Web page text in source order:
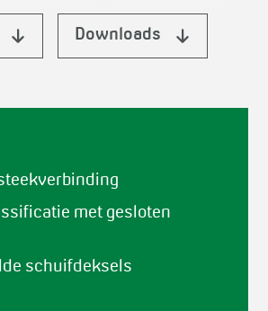
Downloads
met gesloten
schuifdeksels